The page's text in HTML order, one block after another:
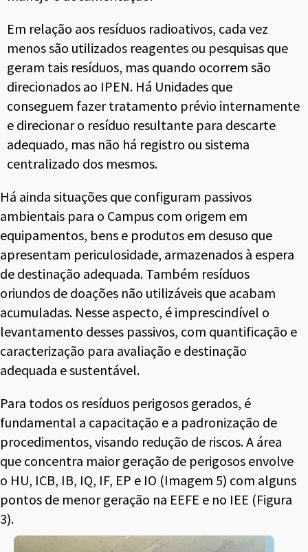
Em relação aos resíduos radioativos, cada vez
menos são utilizados reagentes ou pesquisas que
geram tais resíduos, mas quando ocorrem são
direcionados ao IPEN. Há Unidades que
conseguem fazer tratamento prévio internamente
e direcionar o resíduo resultante para descarte
adequado, mas não há registro ou sistema
centralizado dos mesmos.
Há ainda situações que configuram passivos
ambientais para o Campus com origem em
equipamentos, bens e produtos em desuso que
apresentam periculosidade, armazenados à espera
de destinação adequada. Também resíduos
oriundos de doações não utilizáveis que acabam
acumuladas. Nesse aspecto, é imprescindível o
levantamento desses passivos, com quantificação e
caracterização para avaliação e destinação
adequada e sustentável.
Para todos os resíduos perigosos gerados, é
fundamental a capacitação e a padronização de
procedimentos, visando redução de riscos. A área
que concentra maior geração de perigosos envolve
o HU, ICB, IB, IQ, IF, EP e IO (Imagem 5) com alguns
pontos de menor geração na EEFE e no IEE (Figura
3).